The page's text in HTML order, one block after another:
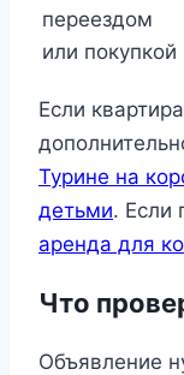
переездом
или покупкой
Если
Турине на
детьми. Если
аренда для
Что
Объявление